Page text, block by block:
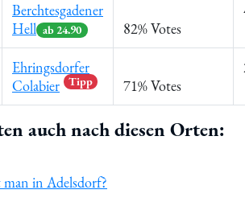
Berchtesgadener
Hell ab 24.90 82% Votes
Ehringsdorfer
Colabier
Tipp 71% Votes
auch nach diesen Orten:
in Adelsdorf?